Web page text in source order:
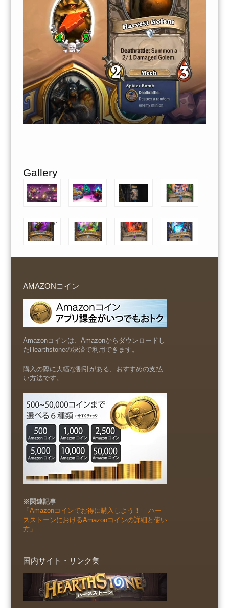
Gallery
AMAZONコイン
Amazonコインは、Amazonからダウンロードし
たHearthstoneの決済で利用できます。
購入の際に大幅な割引がある、おすすめの支払
い方法です。
※関連記事
「Amazonコインでお得に購入しよう！ – ハー
スストーンにおけるAmazonコインの詳細と使い
方」
国内サイト・リンク集